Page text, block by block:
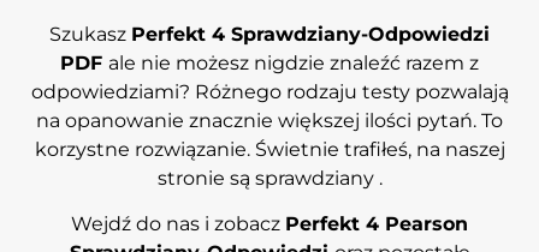
Szukasz Perfekt 4 Sprawdziany-Odpowiedzi
PDF ale nie możesz nigdzie znaleźć razem z
odpowiedziami? Różnego rodzaju testy pozwalają
na opanowanie znacznie większej ilości pytań. To
korzystne rozwiązanie. Świetnie trafiłeś, na naszej
stronie są sprawdziany .
Wejdź do nas i zobacz Perfekt 4 Pearson